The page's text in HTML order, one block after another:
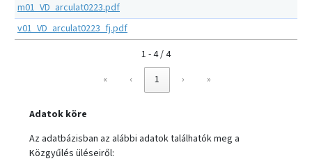
m01_VD_arculat0223.pdf
v01_VD_arculat0223_fj.pdf
1 - 4 / 4
«
‹ 1 › »
Adatok köre
Az adatbázisban az alábbi adatok találhatók meg a
Közgyűlés üléseiről: